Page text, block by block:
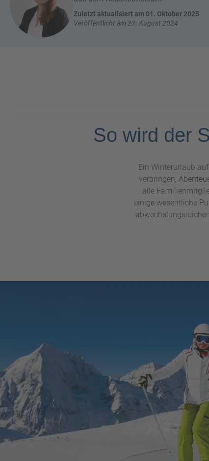
n
o
n
r
e
a
r
W
or
Zuletzt aktualisiert am 01. Oktober 2025
Veröffentlicht am 27. August 2024
So wird der
Ein Winterurlaub
verbringen,
alle
einige wesentliche